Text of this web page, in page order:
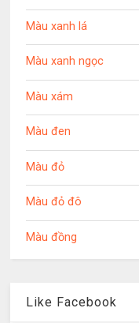
Màu xanh lá
Màu xanh ngọc
Màu xám
Màu đen
Màu đỏ
Màu đỏ đô
Màu đồng
Like Facebook